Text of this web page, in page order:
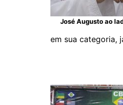
José Augusto ao
em sua categoria,